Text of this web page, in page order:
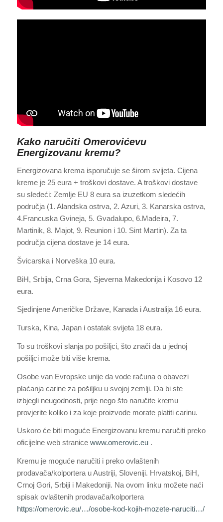
Kako naručiti Omerovićevu
Energizovanu kremu?
Energizovana krema isporučuje se širom svijeta. Cijena
kreme je 25 eura + troškovi dostave. A troškovi dostave
su sledeći: Zemlje EU 8 eura sa izuzetkom sledećih
područja (1. Alandska ostrva, 2. Azuri, 3. Kanarska ostrva,
4.Francuska Gvineja, 5. Gvadalupo, 6.Madeira, 7.
Martinik, 8. Majot, 9. Reunion i 10. Sint Martin). Za ta
područja cijena dostave je 14 eura.
Švicarska i Norveška 10 eura.
BiH, Srbija, Crna Gora, Sjeverna Makedonija i Kosovo 12
eura.
Sjedinjene Američke Države, Kanada i Australija 16 eura.
Turska, Kina, Japan i ostatak svijeta 18 eura.
To su troškovi slanja po pošiljci, što znači da u jednoj
pošiljci može biti više krema.
Osobe van Evropske unije da vode računa o obavezi
plaćanja carine za pošiljku u svojoj zemlji. Da bi ste
izbjegli neugodnosti, prije nego što naručite kremu
provjerite koliko i za koje proizvode morate platiti carinu.
Uskoro će biti moguće Energizovanu kremu naručiti preko
oficijelne web stranice www.omerovic.eu.
Kremu je moguće naručiti i preko ovlaštenih
prodavača/kolportera u Austriji, Sloveniji. Hrvatskoj, BiH,
Crnoj Gori, Srbiji i Makedoniji. Na ovom linku možete naći
spisak ovlaštenih prodavača/kolportera
https://omerovic.eu/…/osobe-kod-kojih-mozete-naruciti…/